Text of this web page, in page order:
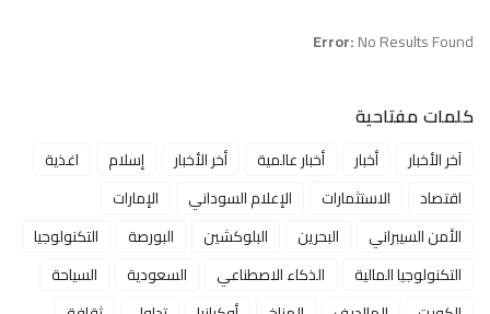
Error:No Results Found
كلمات مفتاحية
آخر الأخبار أخبار أخبار عالمية أخر الأخبار إسلام
اغذية
اقتصاد
الاستثمارات الإعلام السوداني
الإمارات
الأمن السيبراني
البحرين البلوكشين البورصة
التكنولوجيا
التكنولوجيا المالية
الذكاء الاصطناعي السعودية
السياحة